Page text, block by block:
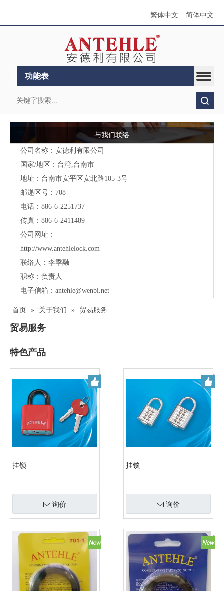
繁体中文 简体中文
功能表
与我们联络
公司名称：安德利有限公司
国家/地区：台湾,台南市
地址：台南市安平区安北路105-3号
邮递区号：708
电话：886-6-2251737
传真：886-6-2411489
公司网址：
http://www.antehlelock.com
联络人：李季融
职称：负责人
电子信箱： antehle@wenbi.net
首页 » 关于我们 » 贸易服务
贸易服务
特色产品
挂锁
询价
挂锁
询价